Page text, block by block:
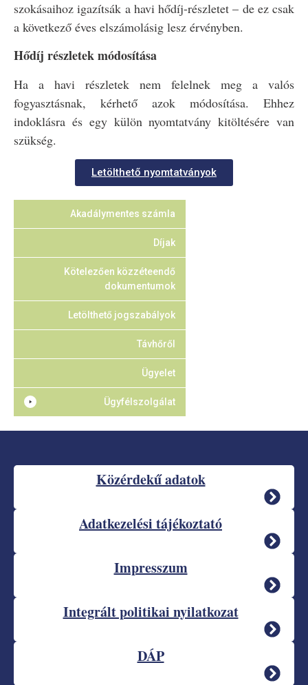
szokásaihoz igazítsák a havi hődíj-részletet – de ez csak
a következő éves elszámolásig lesz érvényben.
Hődíj részletek módosítása
Ha a havi részletek nem felelnek meg a valós
fogyasztásnak, kérhető azok módosítása. Ehhez
indoklásra és egy külön nyomtatvány kitöltésére van
szükség.
Letölthető nyomtatványok
Akadálymentes számla
Díjak
Kötelezően közzéteendő
dokumentumok
Letölthető jogszabályok
Távhőről
Ügyelet
Ügyfélszolgálat
Közérdekű adatok
Adatkezelési tájékoztató
Impresszum
Integrált politikai nyilatkozat
DÁP